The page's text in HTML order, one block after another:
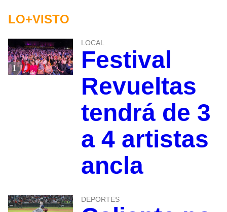
LO+VISTO
1
LOCAL
Festival
Revueltas
tendrá de 3
a 4 artistas
ancla
DEPORTES